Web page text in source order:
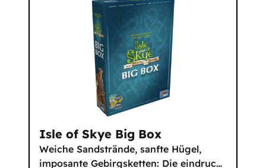
Isle of Skye Big Box
Weiche Sandstrände, sanfte Hügel,
imposante Gebirgsketten: Die eindruc…